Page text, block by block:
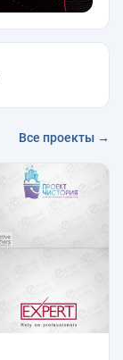
Все проекты →